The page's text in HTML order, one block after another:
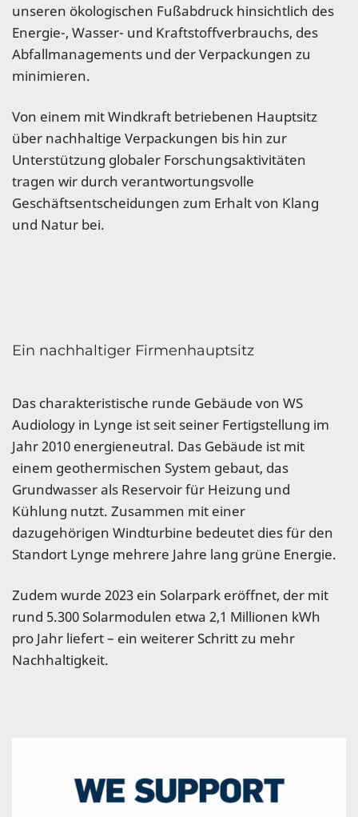
unseren ökologischen Fußabdruck hinsichtlich des
Energie-, Wasser- und Kraftstoffverbrauchs, des
Abfallmanagements und der Verpackungen zu
minimieren.
Von einem mit Windkraft betriebenen Hauptsitz
über nachhaltige Verpackungen bis hin zur
Unterstützung globaler Forschungsaktivitäten
tragen wir durch verantwortungsvolle
Geschäftsentscheidungen zum Erhalt von Klang
und Natur bei.
Ein nachhaltiger Firmenhauptsitz
Das charakteristische runde Gebäude von WS
Audiology in Lynge ist seit seiner Fertigstellung im
Jahr 2010 energieneutral. Das Gebäude ist mit
einem geothermischen System gebaut, das
Grundwasser als Reservoir für Heizung und
Kühlung nutzt. Zusammen mit einer
dazugehörigen Windturbine bedeutet dies für den
Standort Lynge mehrere Jahre lang grüne Energie.
Zudem wurde 2023 ein Solarpark eröffnet, der mit
rund 5.300 Solarmodulen etwa 2,1 Millionen kWh
pro Jahr liefert – ein weiterer Schritt zu mehr
Nachhaltigkeit.